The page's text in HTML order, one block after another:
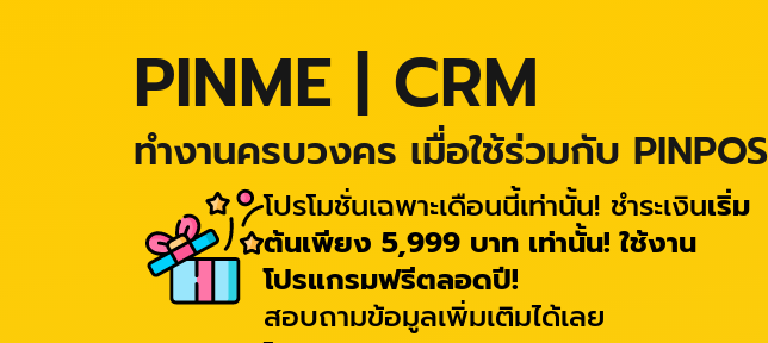
PINME | CRM
ทำงานครบวงคร เมื่อใช้ร่วมกับ PINPOS
โปรโมชั่นเฉพาะเดือนนี้เท่านั้น! ชำระเงินเริ่ม
ต้นเพียง 5,999 บาท เท่านั้น!ใช้งาน
โปรแกรมฟรีตลอดปี!
สอบถามข้อมูลเพิ่มเติมได้เลย